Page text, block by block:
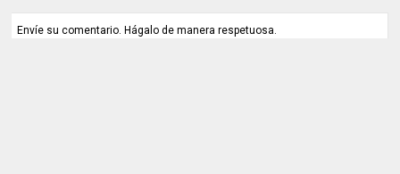
Envíe su comentario. Hágalo de manera respetuosa.